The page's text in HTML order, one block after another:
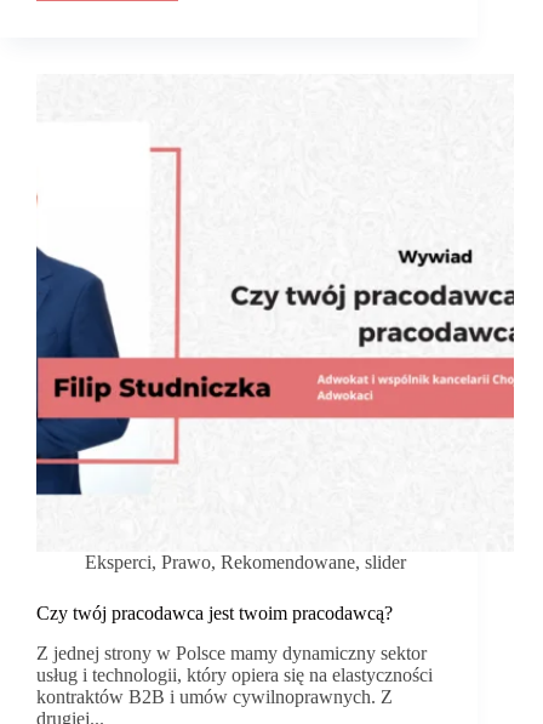
Eksperci, Prawo, Rekomendowane, slider
Czy twój pracodawca jest twoim pracodawcą?
Z jednej strony w Polsce mamy dynamiczny sektor
usług i technologii, który opiera się na elastyczności
kontraktów B2B i umów cywilnoprawnych. Z
drugiej...